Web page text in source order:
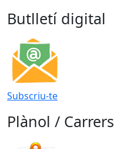
Butlletí digital
Subscriu-te
Plànol / Carrers